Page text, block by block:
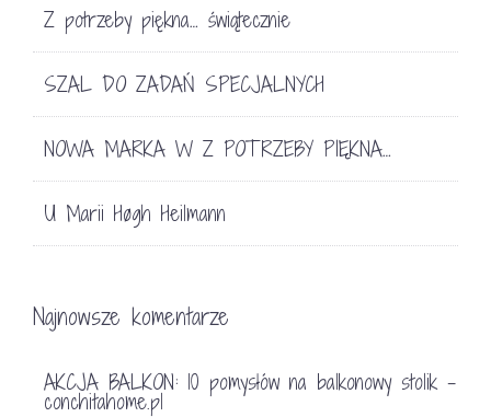
Z potrzeby piękna… świątecznie
SZAL DO ZADAŃ SPECJALNYCH
NOWA MARKA W Z POTRZEBY PIĘKNA…
U Marii Høgh Heilmann
Najnowsze komentarze
AKCJA BALKON: 10 pomysłów na balkonowy stolik -
conchitahome.pl